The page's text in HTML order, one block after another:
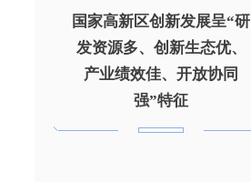
国家高新区创新发展呈“研
发资源多、创新生态优、
产业绩效佳、开放协同
强”特征